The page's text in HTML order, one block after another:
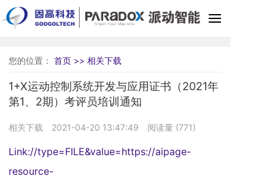
您的位置： 首页 >> 相关下载
1+X运动控制系统开发与应用证书（2021年
第1、2期）考评员培训通知
相关下载 2021-04-20 13:47:49 阅读量 (771)
Link://type=FILE&value=https://aipage-
resource-